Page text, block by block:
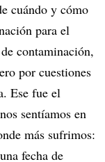
cuándo y cómo
para el
contaminación,
por cuestiones
Ese fue el
sentíamos en
más sufrimos:
fecha de